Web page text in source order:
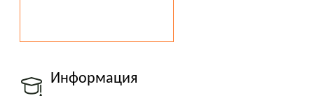
Информация